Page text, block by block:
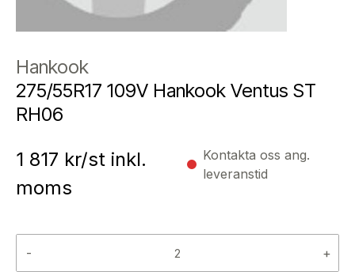
Hankook
275/55R17 109V Hankook Ventus ST
RH06
1 817 kr/st inkl.
moms
Kontakta oss ang.
leveranstid
- +